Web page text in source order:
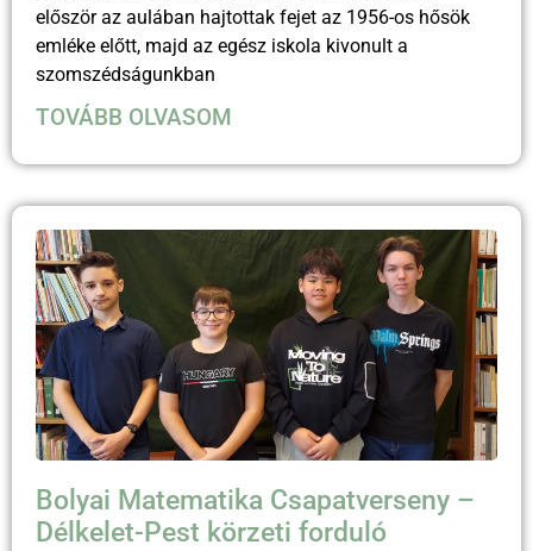
először az aulában hajtottak fejet az 1956-os hősök
emléke előtt, majd az egész iskola kivonult a
szomszédságunkban
TOVÁBB OLVASOM
Bolyai Matematika Csapatverseny –
Délkelet-Pest körzeti forduló